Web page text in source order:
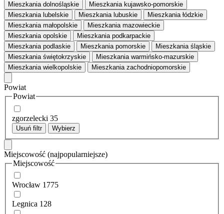
Mieszkania dolnośląskie
Mieszkania kujawsko-pomorskie
Mieszkania lubelskie
Mieszkania lubuskie
Mieszkania łódzkie
Mieszkania małopolskie
Mieszkania mazowieckie
Mieszkania opolskie
Mieszkania podkarpackie
Mieszkania podlaskie
Mieszkania pomorskie
Mieszkania śląskie
Mieszkania świętokrzyskie
Mieszkania warmińsko-mazurskie
Mieszkania wielkopolskie
Mieszkania zachodniopomorskie
Powiat
Powiat
zgorzelecki 35
Usuń filtr Wybierz
Miejscowość (najpopularniejsze)
Miejscowość
Wrocław 1775
Legnica 128